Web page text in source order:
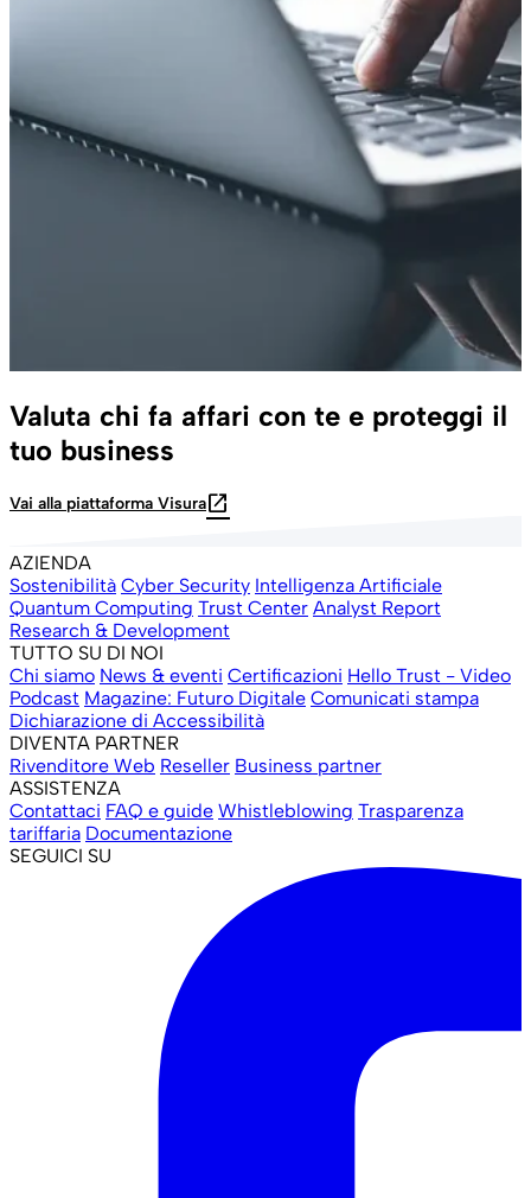
Valuta chi fa affari con te e proteggi il
tuo business
Vai alla piattaforma Visuraopen_in_new
AZIENDA
Sostenibilità Cyber Security Intelligenza Artificiale
Quantum Computing Trust Center Analyst Report
Research & Development
TUTTO SU DI NOI
Chi siamo News & eventi Certificazioni Hello Trust - Video
Podcast Magazine: Futuro Digitale Comunicati stampa
Dichiarazione di Accessibilità
DIVENTA PARTNER
Rivenditore Web Reseller Business partner
ASSISTENZA
Contattaci FAQ e guide Whistleblowing Trasparenza
tariffaria Documentazione
SEGUICI SU